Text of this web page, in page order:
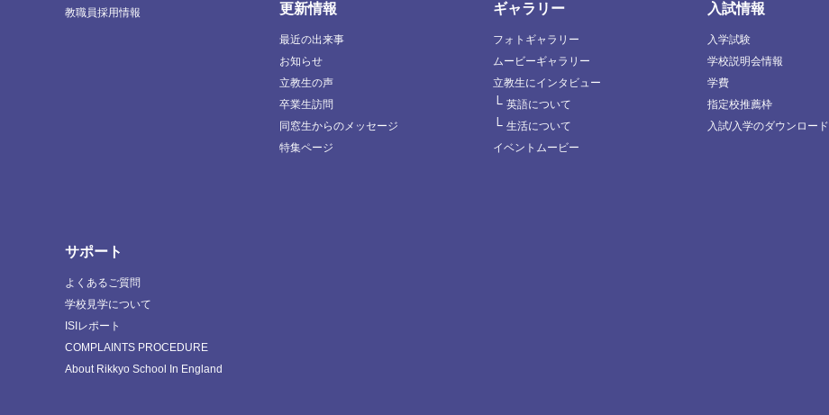
教職員採用情報
更新情報
最近の出来事
お知らせ
立教生の声
卒業生訪問
同窓生からのメッセージ
特集ページ
ギャラリー
フォトギャラリー
ムービーギャラリー
立教生にインタビュー
└ 英語について
└ 生活について
イベントムービー
入試情報
入学試験
学校説明会情報
学費
指定校推薦枠
入試/入学のダウンロード
サポート
よくあるご質問
学校見学について
ISIレポート
COMPLAINTS PROCEDURE
About Rikkyo School In England